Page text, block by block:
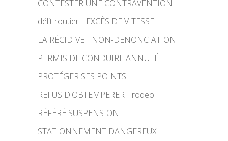
CONTESTER UNE CONTRAVENTION
délit routier
EXCÈS DE VITESSE
LA RÉCIDIVE
NON-DENONCIATION
PERMIS DE CONDUIRE ANNULÉ
PROTÉGER SES POINTS
REFUS D'OBTEMPERER
rodeo
RÉFÉRÉ SUSPENSION
STATIONNEMENT DANGEREUX